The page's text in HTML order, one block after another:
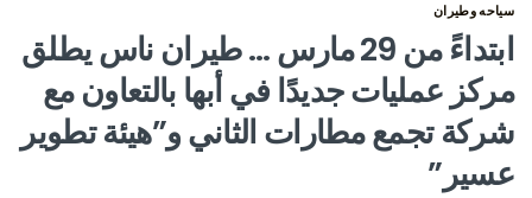
سياحه وطيران
ابتداءً من 29 مارس … طيران ناس يطلق
مركز عمليات جديدًا في أبها بالتعاون مع
شركة تجمع مطارات الثاني و”هيئة تطوير
عسير”